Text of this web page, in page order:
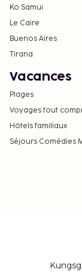
Ko Samui
Le Caire
Buenos Aires
Tirana
Vacances
Plages
Voyages tout
Hôtels familiaux
Séjours Comédies